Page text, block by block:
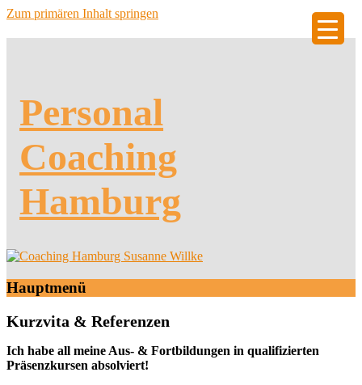
Zum primären Inhalt springen
Personal
Coaching
Hamburg
Hauptmenü
Kurzvita & Referenzen
Ich habe all meine Aus- & Fortbildungen in qualifizierten
Präsenzkursen absolviert!